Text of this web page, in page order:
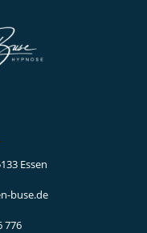
Essen
buse.de
776